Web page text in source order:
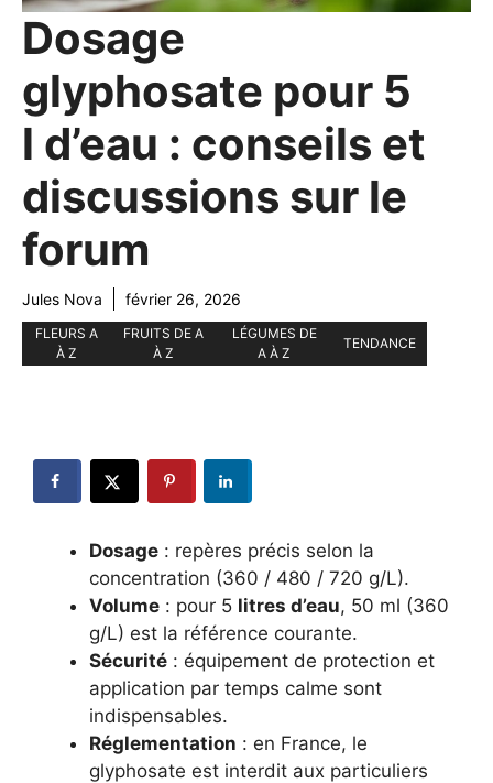
Dosage
glyphosate pour 5
l d’eau : conseils et
discussions sur le
forum
Jules Nova février 26, 2026
FLEURS A
À Z
FRUITS DE A
À Z
LÉGUMES DE
A À Z
TENDANCE
Dosage : repères précis selon la
concentration (360 / 480 / 720 g/L).
Volume : pour 5 litres d’eau, 50 ml (360
g/L) est la référence courante.
Sécurité : équipement de protection et
application par temps calme sont
indispensables.
Réglementation : en France, le
glyphosate est interdit aux particuliers